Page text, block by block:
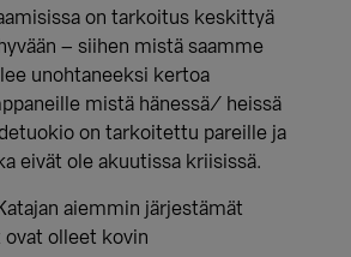
on tarkoitus keskittyä
– siihen mistä saamme
unohtaneeksi kertoa
mistä hänessä/ heissä
on tarkoitettu pareille ja
eivät ole akuutissa kriisissä.
aiemmin järjestämät
ovat olleet kovin